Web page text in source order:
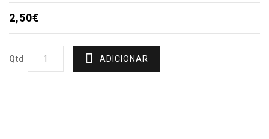
2,50€
Qtd ADICIONAR